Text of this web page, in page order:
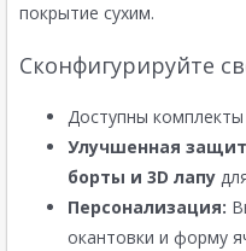
покрытие сухим.
Сконфигурируйте
Доступны
Улучшенная
борты и 3D лапу
Персонализация:
окантовки и форму